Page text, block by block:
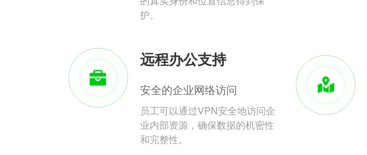
护。
远程办公支持
安全的企业网络访问
员工可以通过VPN安全地访问企
业内部资源，确保数据的机密性
和完整性。